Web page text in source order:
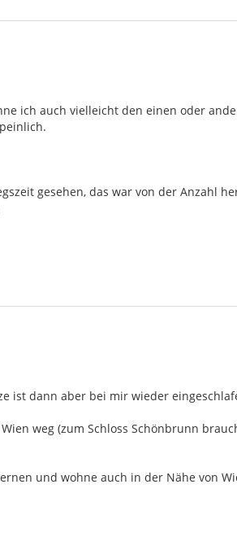
ich auch vielleicht den einen oder
gesehen, das war von der Anzahl
ist dann aber bei mir wieder
weg (zum Schloss Schönbrunn
und wohne auch in der Nähe von